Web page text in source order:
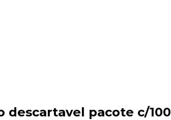
descartavel pacote c/100